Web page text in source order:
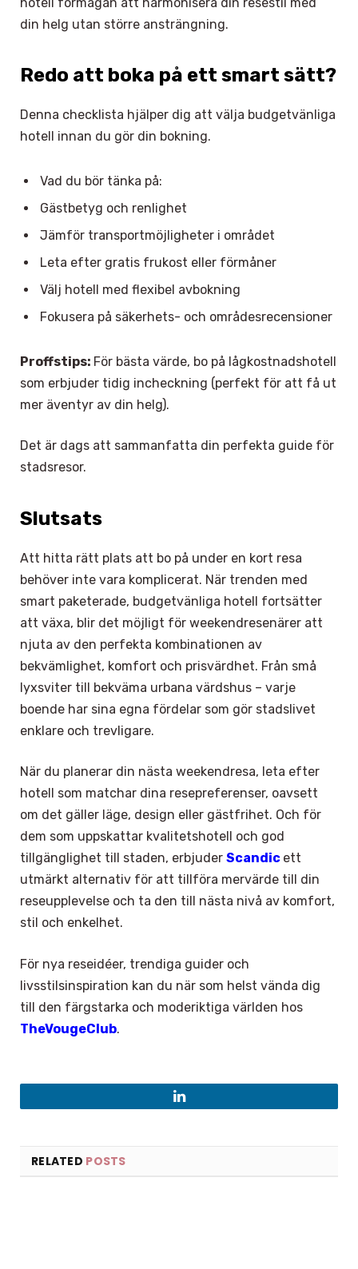
din helg utan större ansträngning.
Redo att boka på ett smart sätt?
Denna checklista hjälper dig att välja budgetvänliga
hotell innan du gör din bokning.
Vad du bör tänka på:
Gästbetyg och renlighet
Jämför transportmöjligheter i området
Leta efter gratis frukost eller förmåner
Välj hotell med flexibel avbokning
Fokusera på säkerhets- och områdesrecensioner
Proffstips: För bästa värde, bo på lågkostnadshotell
som erbjuder tidig incheckning (perfekt för att få ut
mer äventyr av din helg).
Det är dags att sammanfatta din perfekta guide för
stadsresor.
Slutsats
Att hitta rätt plats att bo på under en kort resa
behöver inte vara komplicerat. När trenden med
smart paketerade, budgetvänliga hotell fortsätter
att växa, blir det möjligt för weekendresenärer att
njuta av den perfekta kombinationen av
bekvämlighet, komfort och prisvärdhet. Från små
lyxsviter till bekväma urbana värdshus – varje
boende har sina egna fördelar som gör stadslivet
enklare och trevligare.
När du planerar din nästa weekendresa, leta efter
hotell som matchar dina resepreferenser, oavsett
om det gäller läge, design eller gästfrihet. Och för
dem som uppskattar kvalitetshotell och god
tillgänglighet till staden, erbjuder Scandic ett
utmärkt alternativ för att tillföra mervärde till din
reseupplevelse och ta den till nästa nivå av komfort,
stil och enkelhet.
För nya reseidéer, trendiga guider och
livsstilsinspiration kan du när som helst vända dig
till den färgstarka och moderiktiga världen hos
TheVougeClub.
LinkedIn
RELATED POSTS